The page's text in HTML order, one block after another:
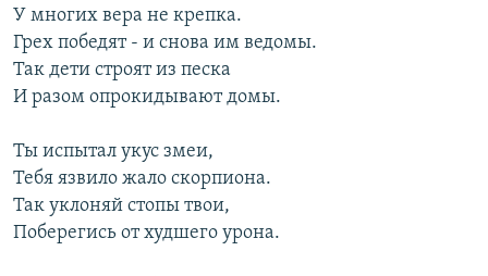
У многих вера не крепка.
Грех победят - и снова им ведомы.
Так дети строят из песка
И разом опрокидывают домы.
Ты испытал укус змеи,
Тебя язвило жало скорпиона.
Так уклоняй стопы твои,
Поберегись от худшего урона.